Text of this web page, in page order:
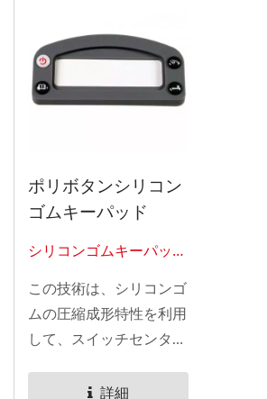
ポリボタンシリコン
ゴムキーパッド
シリコンゴムキーパッド
この技術は、シリコンゴ
ムの圧縮成形特性を利用
して、スイッチセンター
ビングを作成します。...
詳細